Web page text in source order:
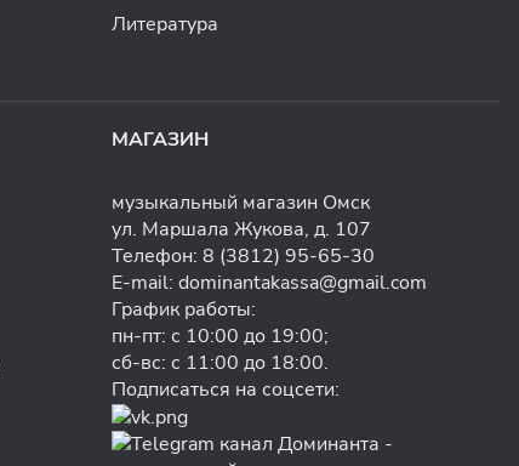
Литература
МАГАЗИН
музыкальный магазин Омск
ул. Маршала Жукова, д. 107
Телефон: 8 (3812) 95-65-30
E-mail: dominantakassa@gmail.com
График работы:
пн-пт: с 10:00 до 19:00;
сб-вс: с 11:00 до 18:00.
Подписаться на соцсети: